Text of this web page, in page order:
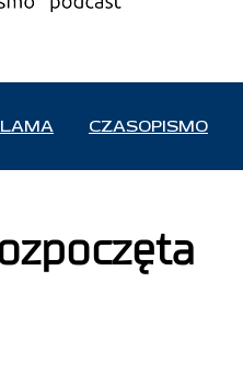
CZASOPISMO